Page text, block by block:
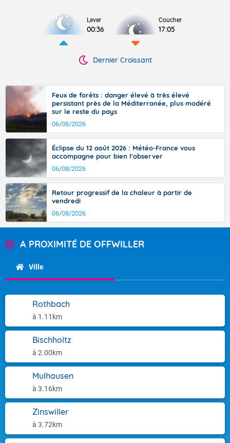
Lever
00:36
Coucher
17:05
Dernier Croissant
Feux de forêts : danger élevé à très élevé
persistant près de la Méditerranée, plus modéré
sur le reste du pays
06/08/2026
Éclipse du 12 août 2026 : Météo-France vous
accompagne pour bien l'observer
06/08/2026
Retour progressif de la chaleur à partir de
vendredi
06/08/2026
A PROXIMITÉ DE OFFWILLER
Ville
Rothbach
à 1.11km
Bischholtz
à 2.00km
Mulhausen
à 3.16km
Zinswiller
à 3.72km